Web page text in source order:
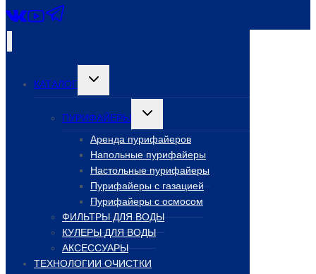
КАТАЛОГ
Переключить
меню
ПУРИФАЙЕРЫ
Переключить
меню
Аренда пурифайеров
Напольные пурифайеры
Настольные пурифайеры
Пурифайеры с газацией
Пурифайеры с осмосом
ФИЛЬТРЫ ДЛЯ ВОДЫ
КУЛЕРЫ ДЛЯ ВОДЫ
АКСЕССУАРЫ
ТЕХНОЛОГИИ ОЧИСТКИ